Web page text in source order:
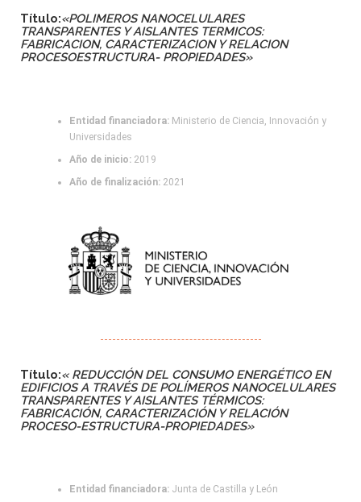
Título:«POLIMEROS NANOCELULARES
TRANSPARENTES Y AISLANTES TERMICOS:
FABRICACION, CARACTERIZACION Y RELACION
PROCESOESTRUCTURA- PROPIEDADES»
Entidad financiadora: Ministerio de Ciencia, Innovación y
Universidades
Año de inicio: 2019
Año de finalización: 2021
Título:«REDUCCIÓN DEL CONSUMO ENERGÉTICO EN
EDIFICIOS A TRAVÉS DE POLÍMEROS NANOCELULARES
TRANSPARENTES Y AISLANTES TÉRMICOS:
FABRICACIÓN, CARACTERIZACIÓN Y RELACIÓN
PROCESO-ESTRUCTURA-PROPIEDADES»
Entidad financiadora: Junta de Castilla y León